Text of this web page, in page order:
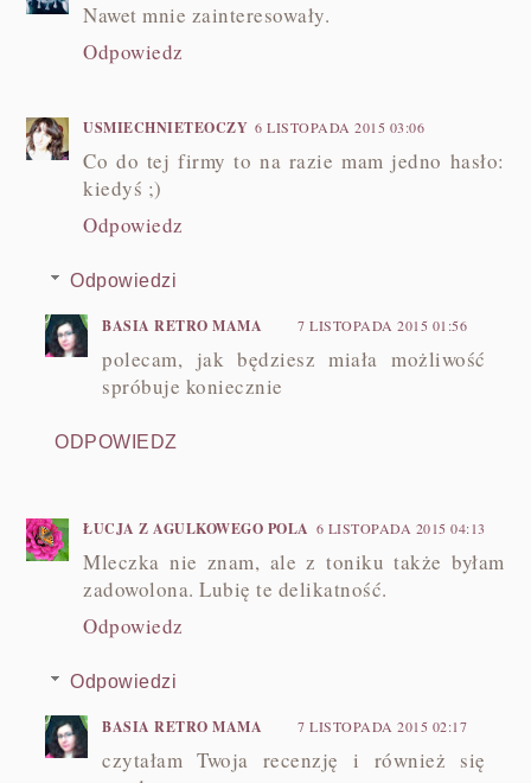
Nawet mnie zainteresowały.
Odpowiedz
USMIECHNIETEOCZY 6 LISTOPADA 2015 03:06
Co do tej firmy to na razie mam jedno hasło:
kiedyś ;)
Odpowiedz
Odpowiedzi
BASIA RETRO MAMA 7 LISTOPADA 2015 01:56
polecam, jak będziesz miała możliwość
spróbuje koniecznie
ODPOWIEDZ
ŁUCJA Z AGULKOWEGO POLA 6 LISTOPADA 2015 04:13
Mleczka nie znam, ale z toniku także byłam
zadowolona. Lubię te delikatność.
Odpowiedz
Odpowiedzi
BASIA RETRO MAMA 7 LISTOPADA 2015 02:17
czytałam Twoja recenzję i również się